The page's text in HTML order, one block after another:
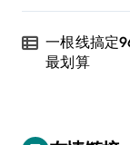
一根线搞定
最划算